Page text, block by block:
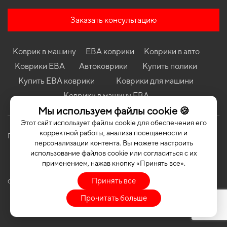
Мы используем файлы cookie 🍪
Этот сайт использует файлы cookie для обеспечения его
корректной работы, анализа посещаемости и
персонализации контента. Вы можете настроить
использование файлов cookie или согласиться с их
применением, нажав кнопку «Принять все».
Принять все
Прочитать больше
EU/USA Liftback hybrid
Коврики в салон Cadillac ATS 2012-2019 I поколение USA Sedan
поколение EU Minivan
Коврики в салон Suzuki Ignis 2016 - … III поколение EU
Hatchback
Коврики в салон Kia Shuma (Sephia II) 1996-2001 I поколение
EU Sedan
Коврики в салон Nissan Qashqai J12 2021 - … III поколение EU
Crossover Hybrid
Заказать консультацию
Коврик в машину ЕВА коврики
Коврики в авто
Коврики ЕВА
Автоковрики
Купить полики
Купить ЕВА коврики
Коврики для машини
Коврики в машину ЕВА
Политика конфиденциальности Публичная оферта
COPYRIGHT | EVASOTA © 2026 | ALL RIGHTS RESERVED